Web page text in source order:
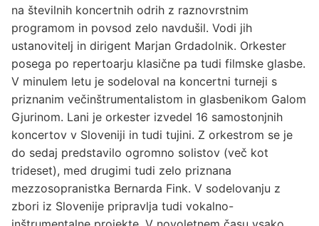
na številnih koncertnih odrih z raznovrstnim
programom in povsod zelo navdušil. Vodi jih
ustanovitelj in dirigent Marjan Grdadolnik. Orkester
posega po repertoarju klasične pa tudi filmske glasbe.
V minulem letu je sodeloval na koncertni turneji s
priznanim večinštrumentalistom in glasbenikom Galom
Gjurinom. Lani je orkester izvedel 16 samostonjnih
koncertov v Sloveniji in tudi tujini. Z orkestrom se je
do sedaj predstavilo ogromno solistov (več kot
trideset), med drugimi tudi zelo priznana
mezzosopranistka Bernarda Fink. V sodelovanju z
zbori iz Slovenije pripravlja tudi vokalno-